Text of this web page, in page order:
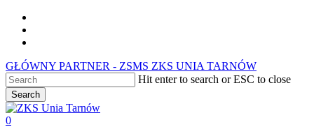
Skip
main
GŁÓWNY PARTNER - ZSMS ZKS UNIA TARNÓW
Hit enter to search or ESC to close
Search
Close
Search
0